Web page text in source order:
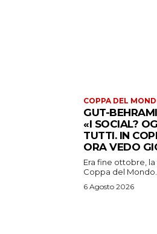
COPPA DEL
GUT-
«I SOCIAL?
TUTTI. IN
ORA VEDO
Era fine ottobre,
Coppa del Mondo.
6 Agosto 2026